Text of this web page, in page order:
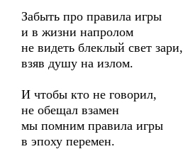
Забыть про правила игры
и в жизни напролом
не видеть блеклый свет зари,
взяв душу на излом.
И чтобы кто не говорил,
не обещал взамен
мы помним правила игры
в эпоху перемен.